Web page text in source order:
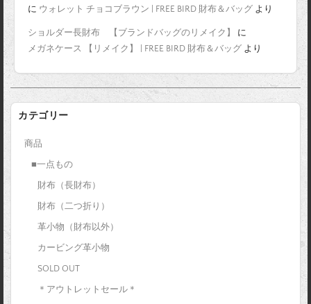
に ウォレット チョコブラウン | FREE BIRD 財布＆バッグ より
ショルダー長財布 【ブランドバッグのリメイク】
に
メガネケース 【リメイク】 | FREE BIRD 財布＆バッグ より
カテゴリー
商品
■一点もの
財布（長財布）
財布（二つ折り）
革小物（財布以外）
カービング革小物
SOLD OUT
＊アウトレットセール＊